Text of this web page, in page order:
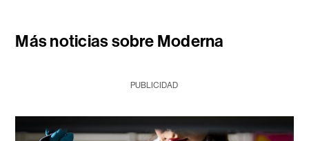
Más noticias sobre Moderna
PUBLICIDAD